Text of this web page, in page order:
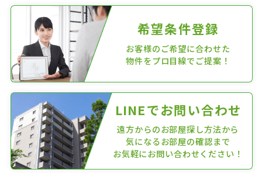
希望条件登録
お客様のご希望に合わせた
物件をプロ目線でご提案！
LINEでお問い合わせ
遠方からのお部屋探し方法から
気になるお部屋の確認まで
お気軽にお問い合わせください！